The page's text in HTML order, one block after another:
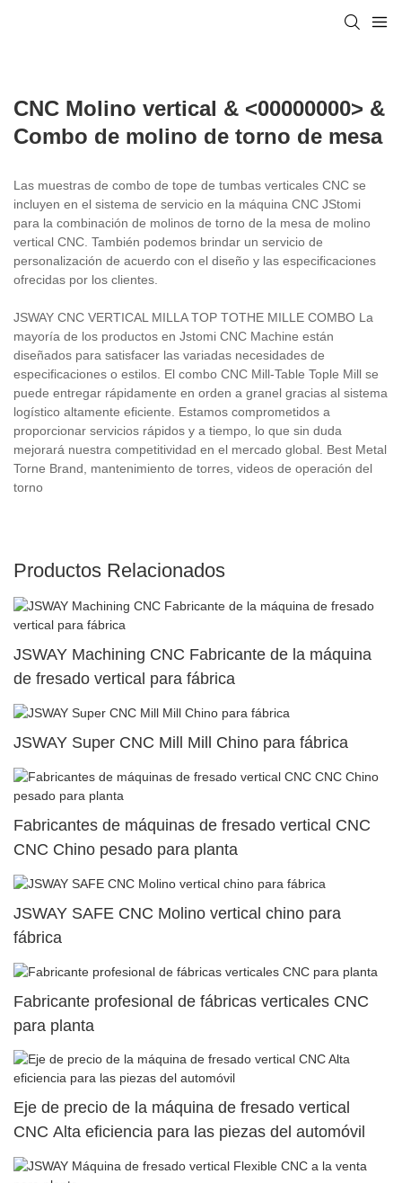
CNC Molino vertical & <00000000> &
Combo de molino de torno de mesa
Las muestras de combo de tope de tumbas verticales CNC se
incluyen en el sistema de servicio en la máquina CNC JStomi
para la combinación de molinos de torno de la mesa de molino
vertical CNC. También podemos brindar un servicio de
personalización de acuerdo con el diseño y las especificaciones
ofrecidas por los clientes.
JSWAY CNC VERTICAL MILLA TOP TOTHE MILLE COMBO La
mayoría de los productos en Jstomi CNC Machine están
diseñados para satisfacer las variadas necesidades de
especificaciones o estilos. El combo CNC Mill-Table Tople Mill se
puede entregar rápidamente en orden a granel gracias al sistema
logístico altamente eficiente. Estamos comprometidos a
proporcionar servicios rápidos y a tiempo, lo que sin duda
mejorará nuestra competitividad en el mercado global. Best Metal
Torne Brand, mantenimiento de torres, videos de operación del
torno
Productos Relacionados
JSWAY Machining CNC Fabricante de la máquina
de fresado vertical para fábrica
JSWAY Super CNC Mill Mill Chino para fábrica
Fabricantes de máquinas de fresado vertical CNC
CNC Chino pesado para planta
JSWAY SAFE CNC Molino vertical chino para
fábrica
Fabricante profesional de fábricas verticales CNC
para planta
Eje de precio de la máquina de fresado vertical
CNC Alta eficiencia para las piezas del automóvil